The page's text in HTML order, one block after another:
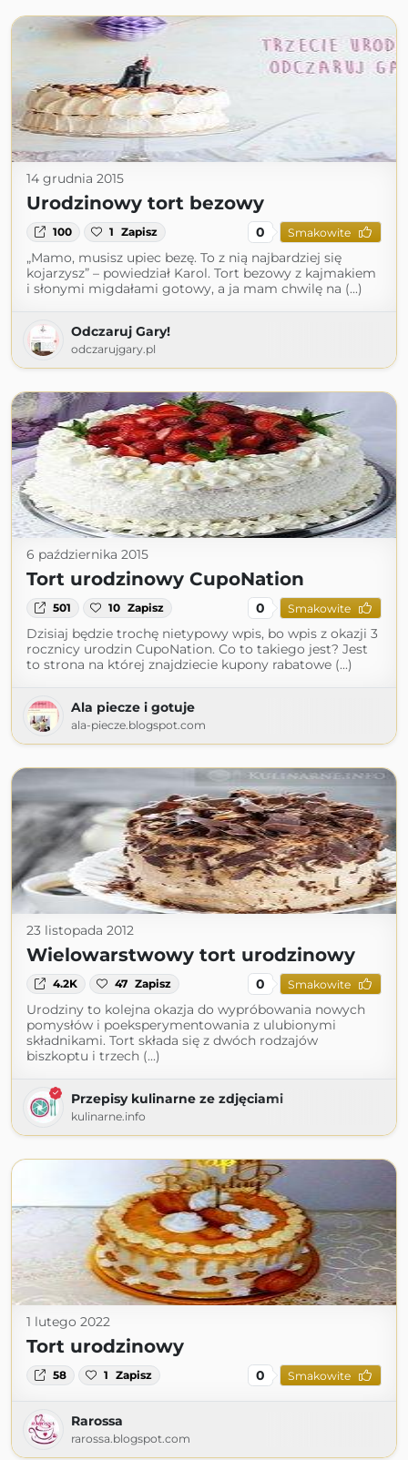
14 grudnia 2015
Urodzinowy tort bezowy
100 1 Zapisz 0 Smakowite
„Mamo, musisz upiec bezę. To z nią najbardziej się
kojarzysz” – powiedział Karol. Tort bezowy z kajmakiem
i słonymi migdałami gotowy, a ja mam chwilę na (...)
Odczaruj Gary!
odczarujgary.pl
6 października 2015
Tort urodzinowy CupoNation
501 10 Zapisz 0 Smakowite
Dzisiaj będzie trochę nietypowy wpis, bo wpis z okazji 3
rocznicy urodzin CupoNation. Co to takiego jest? Jest
to strona na której znajdziecie kupony rabatowe (...)
Ala piecze i gotuje
ala-piecze.blogspot.com
23 listopada 2012
Wielowarstwowy tort urodzinowy
4.2K 47 Zapisz 0 Smakowite
Urodziny to kolejna okazja do wypróbowania nowych
pomysłów i poeksperymentowania z ulubionymi
składnikami. Tort składa się z dwóch rodzajów
biszkoptu i trzech (...)
Przepisy kulinarne ze zdjęciami
kulinarne.info
1 lutego 2022
Tort urodzinowy
58 1 Zapisz 0 Smakowite
Rarossa
rarossa.blogspot.com